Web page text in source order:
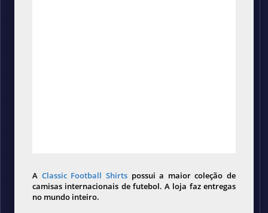
A Classic Football Shirts possui a maior coleção de
camisas internacionais de futebol. A loja faz entregas
no mundo inteiro.